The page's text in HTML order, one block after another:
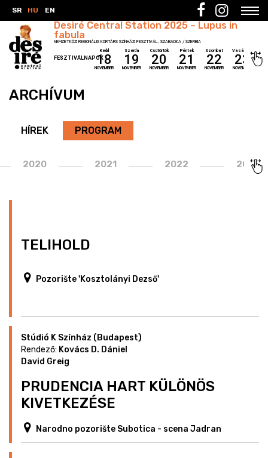
EN
SR HU
Desiré Central Station 2025 – Lupus in
fabula
NEMZETKÖZI REGIONÁLIS KORTÁRS SZÍNHÁZI FESZTIVÁL, SZABADKA / SZERBIA
FESZTIVÁLNAPOK
Kedd
18
NOVEMBER
Szerda
19
NOVEMBER
Csütörtök
20
NOVEMBER
Péntek
21
NOVEMBER
Szombat
22
NOVEMBER
Vasárnap
23
NOVEMBER
ARCHÍVUM
HÍREK PROGRAM
2020 2021 2022 2023
TELIHOLD
Pozorište 'Kosztolányi Dezső'
Stúdió K Színház (Budapest)
Rendező: Kovács D. Dániel
David Greig
PRUDENCIA HART KÜLÖNÖS
KIVETKEZÉSE
Narodno pozorište Subotica - scena Jadran